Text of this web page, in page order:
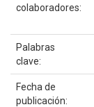
colaboradores:
Palabras
clave:
Fecha de
publicación: